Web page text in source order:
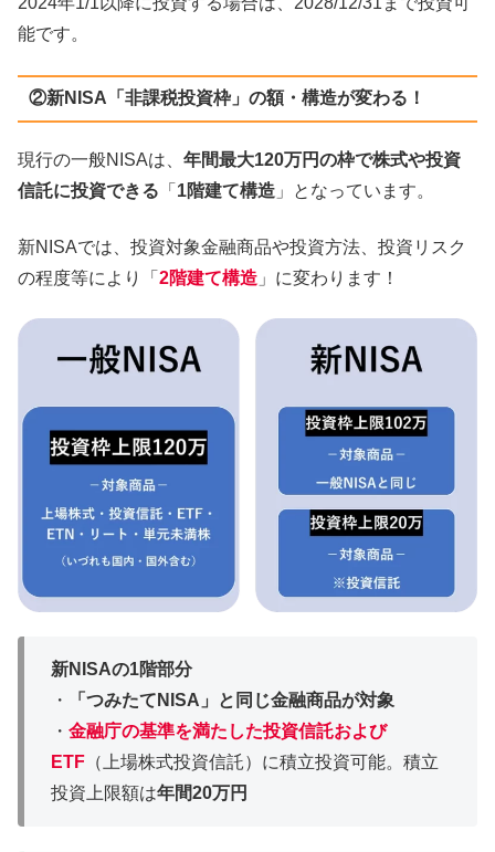
能です。
②新NISA「非課税投資枠」の額・構造が変わる！
現行の一般NISAは、 年間最大120万円の枠で株式や投資
信託に投資できる 「 1階建て構造 」となっています。
新NISAでは、投資対象金融商品や投資方法、投資リスク
の程度等により「 2階建て構造 」に変わります！
新NISAの1階部分
・
「つみたてNISA」と同じ金融商品が対象
・ 金融庁の基準を満たした投資信託および
ETF （上場株式投資信託）に積立投資可能。積立
投資上限額は年間20万円